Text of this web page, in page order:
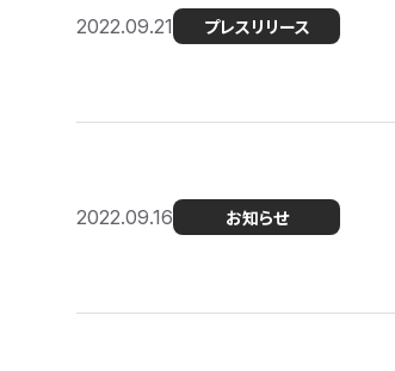
2022.09.21 プレスリリース
2022.09.16 お知らせ